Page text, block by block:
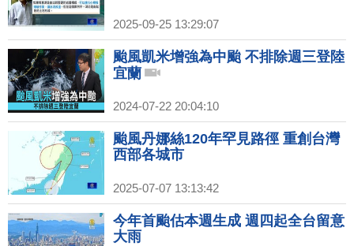
2025-09-25 13:29:07
颱風凱米增強為中颱 不排除週三登陸
宜蘭
2024-07-22 20:04:10
颱風丹娜絲120年罕見路徑 重創台灣
西部各城市
2025-07-07 13:13:42
今年首颱估本週生成 週四起全台留意
大雨